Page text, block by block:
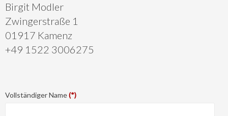
Birgit Modler
Zwingerstraße 1
01917 Kamenz
+49 1522 3006275
Vollständiger Name(*)